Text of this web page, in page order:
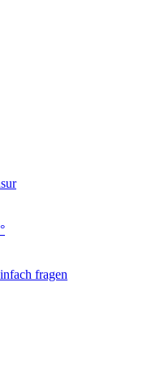
fragen